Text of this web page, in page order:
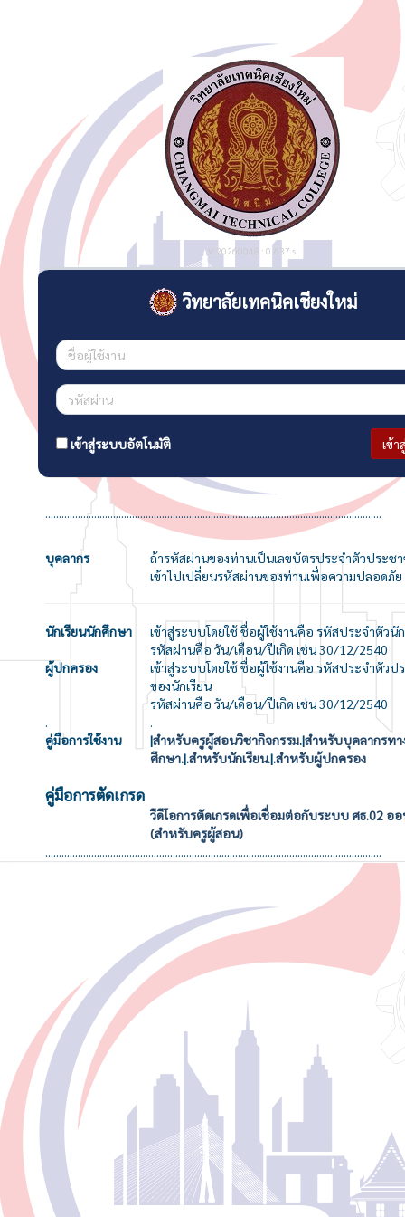
V:20260048 : 0.637 s.
วิทยาลัยเทคนิคเชียงใหม่
เข้าสู่ระบบอัตโนมัติ เข้
............................................................................................................................
บุคลากร
ถ้ารหัสผ่านของท่านเป็นเลขบัตรประจำตัวประช
เข้าไปเปลี่ยนรหัสผ่านของท่านเพื่อความปลอดภัย
นักเรียนนักศึกษา
เข้าสู่ระบบโดยใช้ ชื่อผู้ใช้งานคือ รหัสประจำตัวนั
รหัสผ่านคือ วัน/เดือน/ปีเกิด เช่น 30/12/2540
ผู้ปกครอง
เข้าสู่ระบบโดยใช้ ชื่อผู้ใช้งานคือ รหัสประจำตัวป
ของนักเรียน
รหัสผ่านคือ วัน/เดือน/ปีเกิด เช่น 30/12/2540
.
.
คู่มือการใช้งาน
|สำหรับครูผู้สอนวิชากิจกรรม.|สำหรับบุคลากรทา
ศึกษา.|.สำหรับนักเรียน.|.สำหรับผู้ปกครอง
คู่มือการตัดเกรด
วีดีโอการตัดเกรดเพื่อเชื่อมต่อกับระบบ ศธ.02 อ
(สำหรับครูผู้สอน)
............................................................................................................................